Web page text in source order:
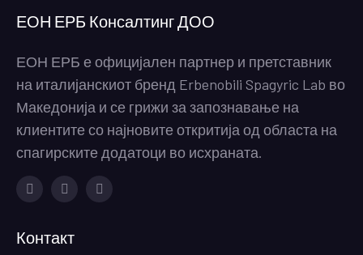
ЕОН ЕРБ Консалтинг ДОО
ЕОН ЕРБ е официјален партнер и претставник
на италијанскиот бренд Erbenobili Spagyric Lab во
Македонија и се грижи за запознавање на
клиентите со најновите откритија од областа на
спагирските додатоци во исхраната.
Контакт